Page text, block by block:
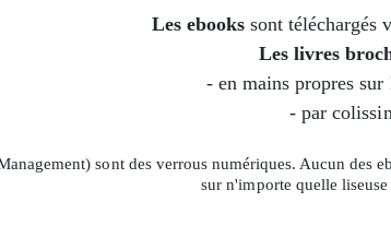
Les ebooks sont téléchargés
Les livres
- en mains propres
- par
sont des verrous numériques. Aucun des
sur n'importe quelle